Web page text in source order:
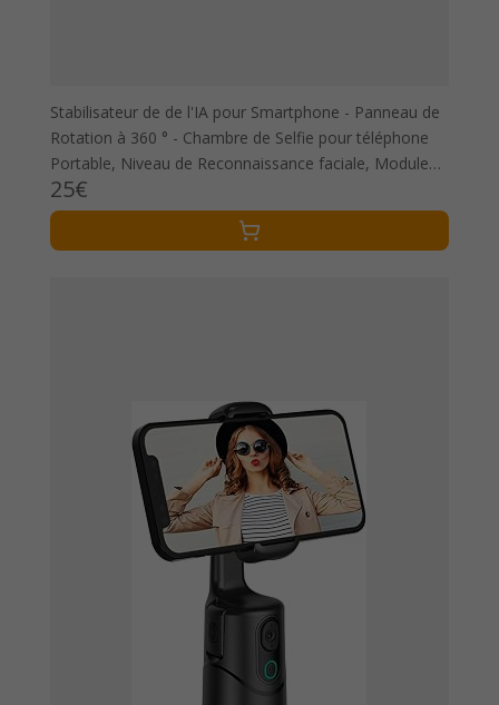
Stabilisateur de de l'IA pour Smartphone - Panneau de
Rotation à 360 ° - Chambre de Selfie pour téléphone
Portable, Niveau de Reconnaissance faciale, Module
de création de Contenu de cinéaste
25€